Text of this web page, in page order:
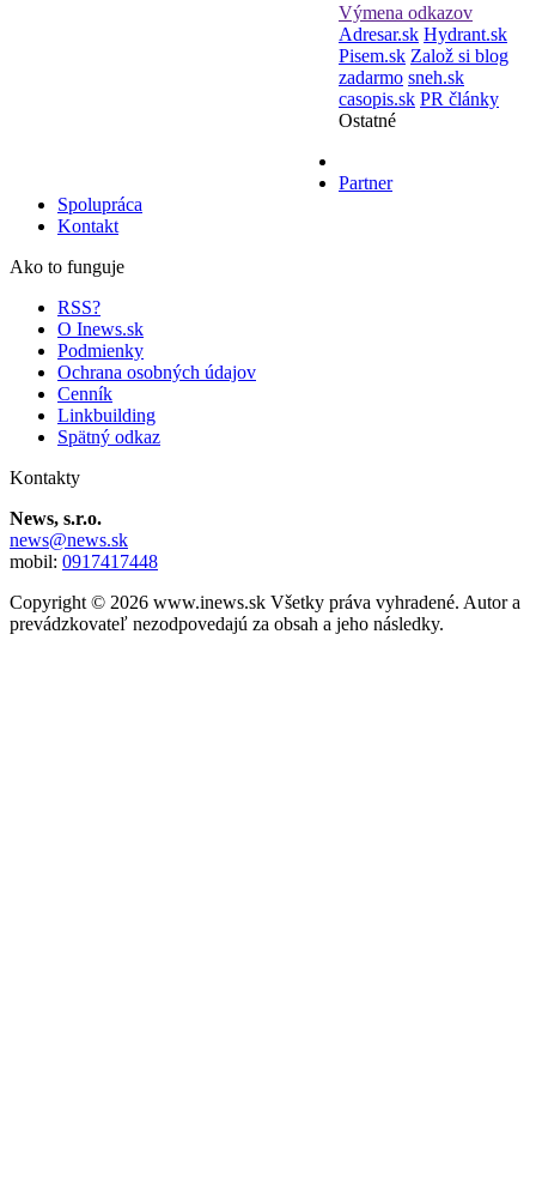
Výmena odkazov
Adresar.sk Hydrant.sk
Pisem.sk Založ si blog
zadarmo sneh.sk
casopis.sk PR články
Ostatné
Partner
Spolupráca
Kontakt
Ako to funguje
RSS?
O Inews.sk
Podmienky
Ochrana osobných údajov
Cenník
Linkbuilding
Spätný odkaz
Kontakty
News, s.r.o.
news@news.sk
mobil: 0917417448
Copyright © 2026 www.inews.sk Všetky práva vyhradené. Autor a
prevádzkovateľ nezodpovedajú za obsah a jeho následky.